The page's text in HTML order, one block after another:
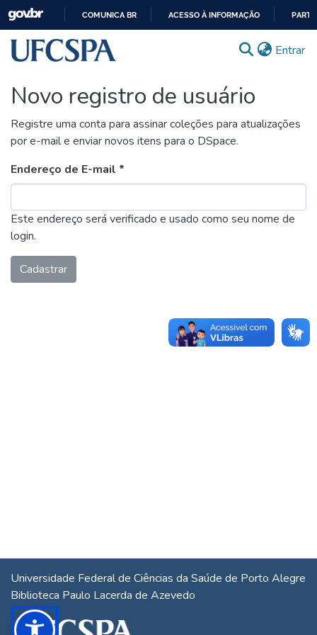
CONTEÚDO
COMUNICA BR ACESSO À INFORMAÇÃO
Entrar
Comunidades & Coleções
Busca Facetada
Sobre o RI-UFCSPA
FAQ
Ajuda
Novo registro de usuário
Registre uma conta para assinar coleções para atualizações
por e-mail e enviar novos itens para o DSpace.
Endereço de E-mail *
Este endereço será verificado e usado como seu nome de
login.
Cadastrar
Universidade Federal de Ciências da Saúde de Porto Alegre
Biblioteca Paulo Lacerda de Azevedo